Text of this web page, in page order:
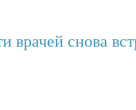
врачей снова